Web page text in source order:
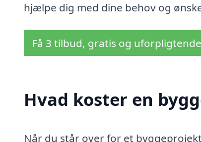
hjælpe dig med dine behov og
Få 3 tilbud, gratis og uforpligtende
Hvad koster en
Når du står over for et